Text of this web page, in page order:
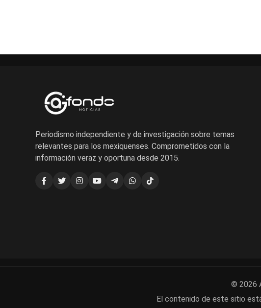
Periodismo independiente y de investigación sobre temas
relevantes para los mexiquenses. Comprometidos con la
información veraz y oportuna desde 2015.
© 2026
El contenido de este sitio